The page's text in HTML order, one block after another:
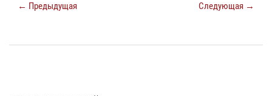
← Предыдущая Следующая →